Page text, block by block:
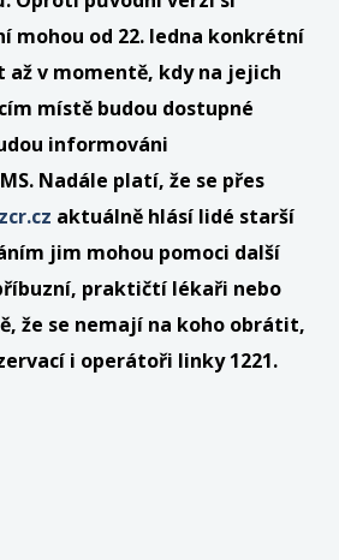
mohou od 22. ledna konkrétní
v momentě, kdy na jejich
místě budou dostupné
informováni
Nadále platí, že se přes
aktuálně hlásí lidé starší
jim mohou pomoci další
praktičtí lékaři nebo
že se nemají na koho obrátit,
i operátoři linky 1221.